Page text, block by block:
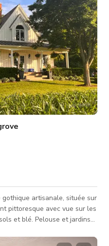
artisanale, située sur
pittoresque avec vue sur les
et blé. Pelouse et jardins
emmène à travers les